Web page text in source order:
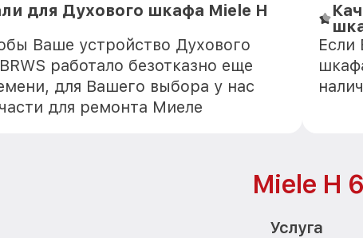
для Духового шкафа Miele H
Ваше устройство Духового
работало безотказно еще
для Вашего выбора у нас
для ремонта Миеле
Если
Miele H
Услуга